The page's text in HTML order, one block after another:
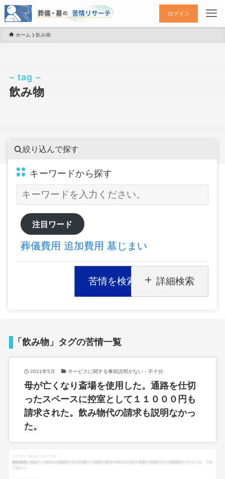
ログイン
ホーム 飲み物
飲み物
– tag –
絞り込んで探す
キーワードから探す
注目ワード
葬儀費用 追加費用 墓じまい
苦情を検索 詳細検索
「飲み物」タグの苦情一覧
2021年5月 サービスに関する事前説明がない・不十分
母が亡くなり斎場を使用した。通路を仕切
ったスペースに控室として１１０００円も
請求された。飲み物代の請求も説明なかっ
た。